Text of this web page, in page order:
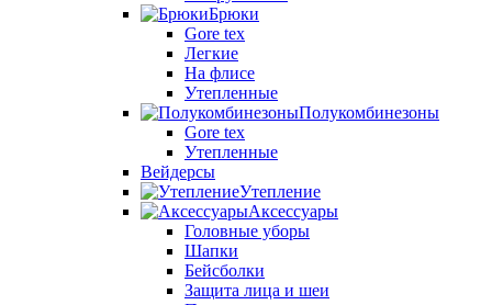
Брюки
Gore tex
Легкие
На флисе
Утепленные
Полукомбинезоны
Gore tex
Утепленные
Вейдерсы
Утепление
Аксессуары
Головные уборы
Шапки
Бейсболки
Защита лица и шеи